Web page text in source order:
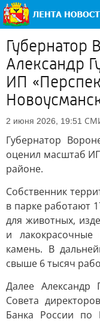
Губернатор
Александр
ИП
2 июня 2026, 19:51
Губернатор
оценил масштаб
районе.
Собственник
в парке работают
для животных,
и
камень. В
свыше 6 тысяч
Далее Александр
Совета
Банка России